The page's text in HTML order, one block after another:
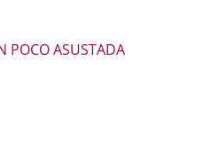
POCO ASUSTADA